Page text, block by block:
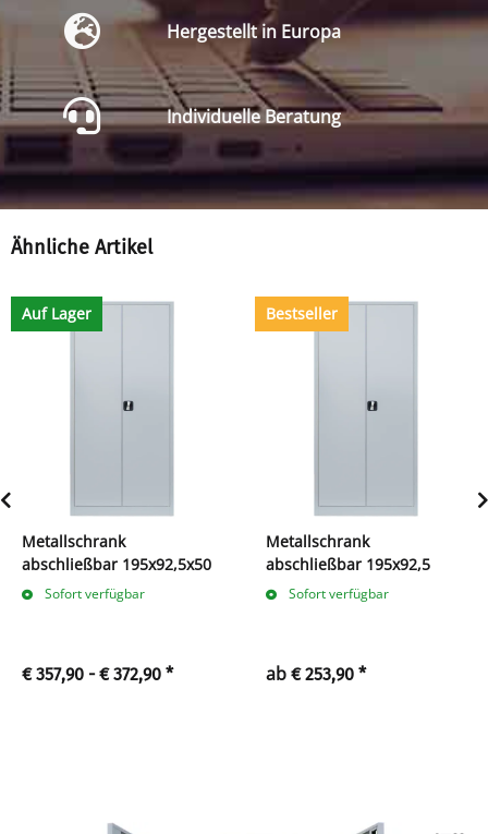
Hergestellt in Europa
Individuelle Beratung
Ähnliche Artikel
Auf Lager
Metallschrank
abschließbar 195x92,5x50
Sofort verfügbar
€ 357,90 -€ 372,90 *
Bestseller
Metallschrank
abschließbar 195x92,5
Sofort verfügbar
ab € 253,90 *